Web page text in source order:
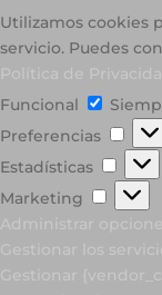
Utilizamos cookies
servicio. Puedes
Funcional
Preferencias
Estadísticas
Marketing